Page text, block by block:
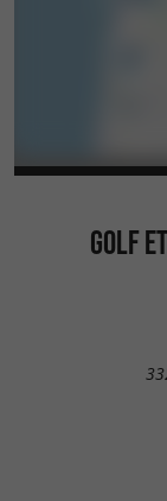
GOLF